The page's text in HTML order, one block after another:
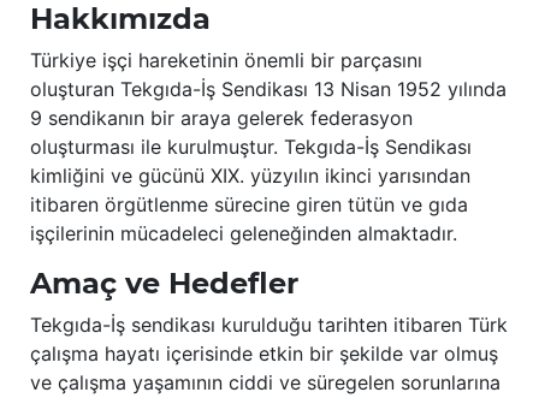
Hakkımızda
Türkiye işçi hareketinin önemli bir parçasını
oluşturan Tekgıda-İş Sendikası 13 Nisan 1952 yılında
9 sendikanın bir araya gelerek federasyon
oluşturması ile kurulmuştur. Tekgıda-İş Sendikası
kimliğini ve gücünü XIX. yüzyılın ikinci yarısından
itibaren örgütlenme sürecine giren tütün ve gıda
işçilerinin mücadeleci geleneğinden almaktadır.
Amaç ve Hedefler
Tekgıda-İş sendikası kurulduğu tarihten itibaren Türk
çalışma hayatı içerisinde etkin bir şekilde var olmuş
ve çalışma yaşamının ciddi ve süregelen sorunlarına